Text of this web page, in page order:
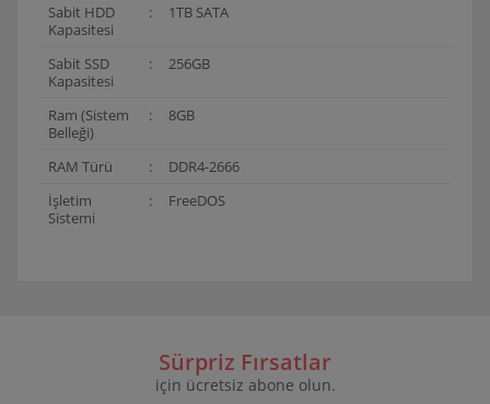
Sabit HDD
Kapasitesi
: 1TB SATA
Sabit SSD
Kapasitesi
: 256GB
Ram (Sistem
Belleği)
: 8GB
RAM Türü :
DDR4-2666
İşletim
Sistemi
: FreeDOS
Yorum Yaz
Ürün resmi kalitesiz, bozuk veya görüntülenemiyor.
Sürpriz Fırsatlar
için ücretsiz abone olun.